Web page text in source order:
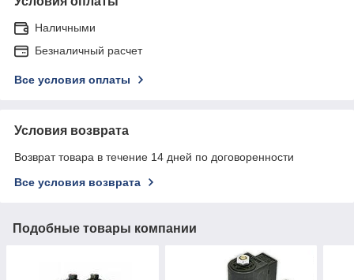
Наличными
Безналичный расчет
Все условия оплаты
Условия возврата
Возврат товара в течение 14 дней по договоренности
Все условия возврата
Подобные товары компании